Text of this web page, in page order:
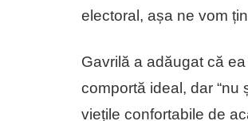
electoral, așa ne vom
Gavrilă a adăugat că
comportă ideal, dar
viețile confortabile de